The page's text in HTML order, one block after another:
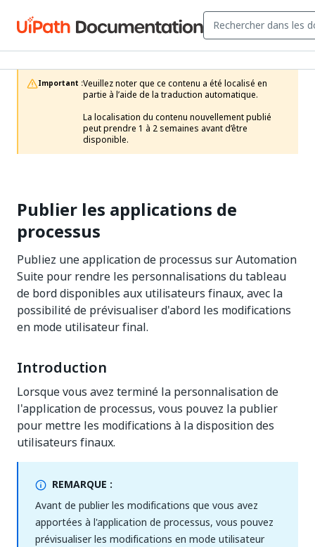
Important :Veuillez noter que ce contenu a été localisé en
partie à l’aide de la traduction automatique.
La localisation du contenu nouvellement publié
peut prendre 1 à 2 semaines avant d’être
disponible.
Publier les applications de
processus
Publiez une application de processus sur Automation
Suite pour rendre les personnalisations du tableau
de bord disponibles aux utilisateurs finaux, avec la
possibilité de prévisualiser d'abord les modifications
en mode utilisateur final.
Introduction
Lorsque vous avez terminé la personnalisation de
l'application de processus, vous pouvez la publier
pour mettre les modifications à la disposition des
utilisateurs finaux.
REMARQUE :
Avant de publier les modifications que vous avez
apportées à l'application de processus, vous pouvez
prévisualiser les modifications en mode utilisateur